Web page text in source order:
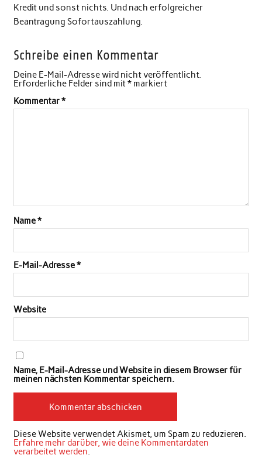
Kredit und sonst nichts. Und nach erfolgreicher
Beantragung Sofortauszahlung.
Schreibe einen Kommentar
Deine E-Mail-Adresse wird nicht veröffentlicht.
Erforderliche Felder sind mit*markiert
Kommentar*
Name*
E-Mail-Adresse*
Website
Name, E-Mail-Adresse und Website in diesem Browser für
meinen nächsten Kommentar speichern.
Diese Website verwendet Akismet, um Spam zu reduzieren.
Erfahre mehr darüber, wie deine Kommentardaten
verarbeitet werden.